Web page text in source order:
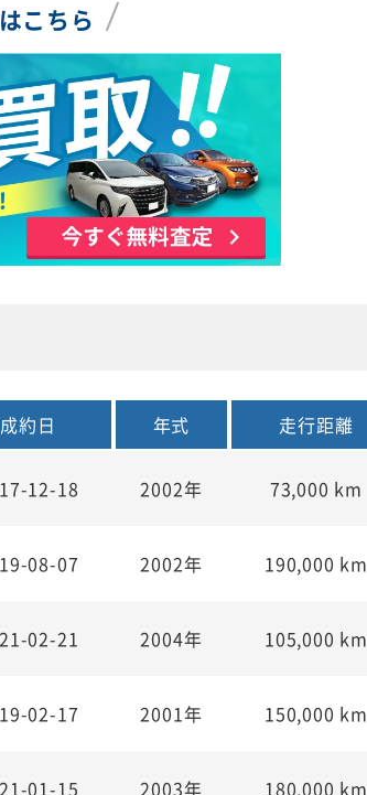
こちら
成約日 年式 走行距離
12-18 2002年 73,000 km
08-07 2002年 190,000 km
02-21 2004年 105,000 km
02-17 2001年 150,000 km
01-15 2003年 180,000 km